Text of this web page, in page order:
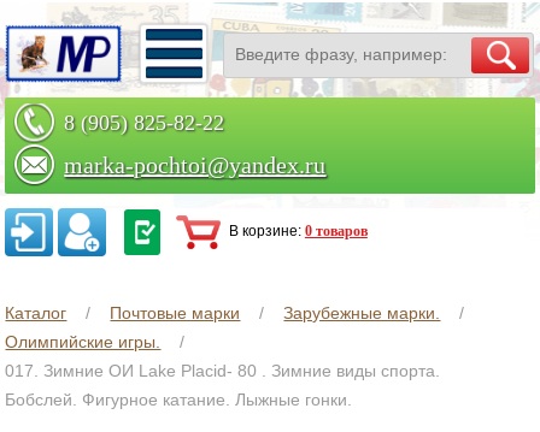
8 (905) 825-82-22
marka-pochtoi@yandex.ru
Заказать по телефону
В корзине: 0 товаров
Каталог Почтовые марки
Зарубежные марки.
Олимпийские игры.
017. Зимние ОИ Lake Placid- 80 . Зимние виды спорта.
Бобслей. Фигурное катание. Лыжные гонки.